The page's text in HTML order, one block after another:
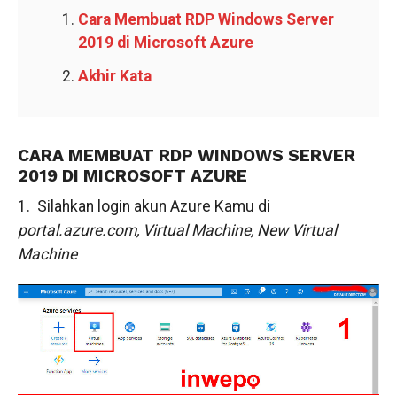
Cara Membuat RDP Windows Server
2019 di Microsoft Azure
Akhir Kata
CARA MEMBUAT RDP WINDOWS SERVER
2019 DI MICROSOFT AZURE
1. Silahkan login akun Azure Kamu di
portal.azure.com,Virtual Machine,New Virtual
Machine